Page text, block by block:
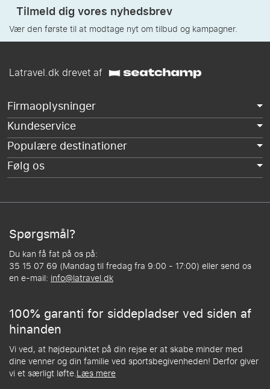
Tilmeld dig vores nyhedsbrev
Vær den første til at modtage nyt om tilbud og kampagner.
Latravel.dk drevet af
Firmaoplysninger
Kundeservice
Populære destinationer
Følg os
Spørgsmål?
Du kan få fat på os på:
35 15 07 69 (Mandag til fredag fra 9:00 - 17:00) eller send os
en e-mail: info@latravel.dk
100% garanti for siddepladser ved siden af
hinanden
Vi ved, at højdepunktet på din rejse er at skabe minder med
dine venner og din familie ved sportsbegivenheden! Derfor giver
vi et særligt løfte.Læs mere